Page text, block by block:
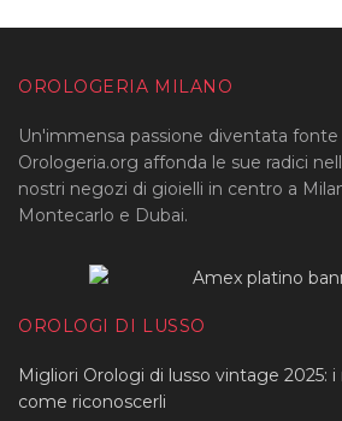
OROLOGERIA MILANO
Un'immensa passione diventata fonte
Orologeria.org affonda le sue radici
nostri negozi di gioielli in centro a
Montecarlo e Dubai.
OROLOGI DI LUSSO
Migliori Orologi di lusso vintage 2025:
come riconoscerli